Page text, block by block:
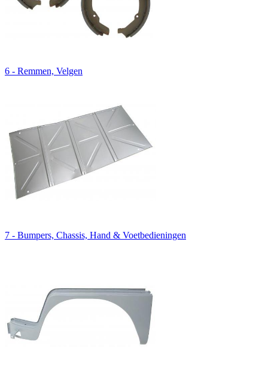
6 - Remmen, Velgen
7 - Bumpers, Chassis, Hand & Voetbedieningen